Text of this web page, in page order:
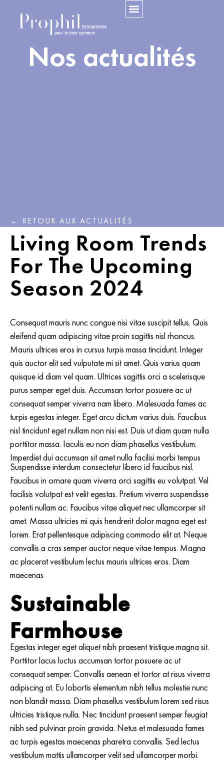
Nos actualités
← RETOUR AUX ACTUALITÉS
Living Room Trends
For The Upcoming
Season 2024
Consequat mauris nunc congue nisi vitae suscipit tellus. Quis
eleifend quam adipiscing vitae proin sagittis nisl rhoncus.
Mauris ultrices eros in cursus turpis massa tincidunt. Integer
quis auctor elit sed vulputate mi sit amet. Quis varius quam
quisque id diam vel quam. Ultrices sagittis orci a scelerisque
purus semper eget duis. Accumsan tortor posuere ac ut
consequat semper viverra nam libero. Malesuada fames ac
turpis egestas integer. Eget arcu dictum varius duis. Faucibus
nisl tincidunt eget nullam non nisi est. Duis ut diam quam nulla
porttitor massa. Iaculis eu non diam phasellus vestibulum.
Imperdiet dui accumsan sit amet nulla facilisi morbi tempus
Suspendisse interdum consectetur libero id faucibus nisl.
Faucibus in ornare quam viverra orci sagittis eu volutpat. Vel
facilisis volutpat est velit egestas. Pretium viverra suspendisse
potenti nullam ac. Faucibus vitae aliquet nec ullamcorper sit
amet. Massa ultricies mi quis hendrerit dolor magna eget est
lorem. Erat pellentesque adipiscing commodo elit at. Neque
convallis a cras semper auctor neque vitae tempus. Magna
ac placerat vestibulum lectus mauris ultrices eros. Diam
maecenas
Sustainable
Farmhouse
Egestas integer eget aliquet nibh praesent tristique magna sit.
Porttitor lacus luctus accumsan tortor posuere ac ut
consequat semper. Convallis aenean et tortor at risus viverra
adipiscing at. Eu lobortis elementum nibh tellus molestie nunc
non blandit massa. Diam phasellus vestibulum lorem sed risus
ultricies tristique nulla. Nec tincidunt praesent semper feugiat
nibh sed pulvinar proin gravida. Netus et malesuada fames
ac turpis egestas maecenas pharetra convallis. Sed lectus
vestibulum mattis ullamcorper velit sed ullamcorper morbi.